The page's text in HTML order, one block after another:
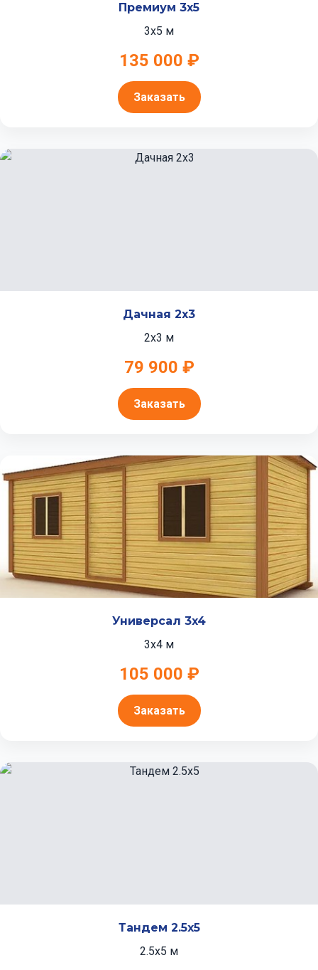
Премиум 3x5
3x5 м
135 000 ₽
Заказать
Дачная 2x3
2x3 м
79 900 ₽
Заказать
Универсал 3x4
3x4 м
105 000 ₽
Заказать
Тандем 2.5x5
2.5x5 м